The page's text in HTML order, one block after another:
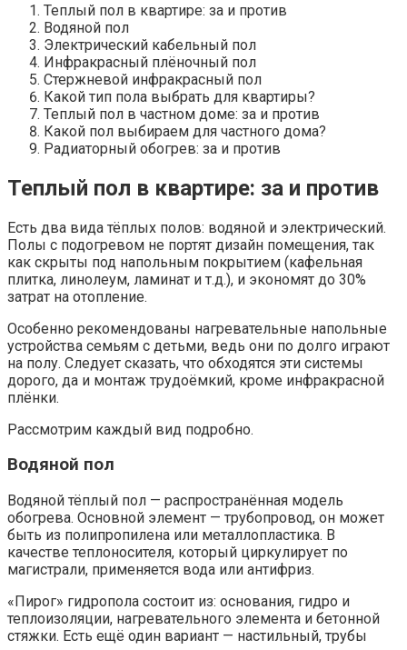
Теплый пол в квартире: за и против
Водяной пол
Электрический кабельный пол
Инфракрасный плёночный пол
Стержневой инфракрасный пол
Какой тип пола выбрать для квартиры?
Теплый пол в частном доме: за и против
Какой пол выбираем для частного дома?
Радиаторный обогрев: за и против
Теплый пол в квартире: за и против
Есть два вида тёплых полов: водяной и электрический.
Полы с подогревом не портят дизайн помещения, так
как скрыты под напольным покрытием (кафельная
плитка, линолеум, ламинат и т.д.), и экономят до 30%
затрат на отопление.
Особенно рекомендованы нагревательные напольные
устройства семьям с детьми, ведь они по долго играют
на полу. Следует сказать, что обходятся эти системы
дорого, да и монтаж трудоёмкий, кроме инфракрасной
плёнки.
Рассмотрим каждый вид подробно.
Водяной пол
Водяной тёплый пол — распространённая модель
обогрева. Основной элемент — трубопровод, он может
быть из полипропилена или металлопластика. В
качестве теплоносителя, который циркулирует по
магистрали, применяется вода или антифриз.
«Пирог» гидропола состоит из: основания, гидро и
теплоизоляции, нагревательного элемента и бетонной
стяжки. Есть ещё один вариант — настильный, трубы